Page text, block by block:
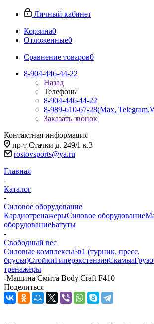
Личный кабинет
Корзина0
Отложенные0
Сравнение товаров0
8-904-446-44-22
Назад
Телефоны
8-904-446-44-22
8-989-610-67-28(Max,
Заказать звонок
Контактная информация
пр-т Стачки д. 249/1 к.3
rostovsports@ya.ru
Главная
-
Каталог
-
Силовое оборудование
КардиотренажерыСиловое оборудование
оборудованиеБатуты
-
Свободный вес
Силовые комплексы3в1 (турник, пресс,
брусья)СтойкиГиперэкстензияСкамьи
тренажеры
-Машина Смита Body Craft F410
Поделиться